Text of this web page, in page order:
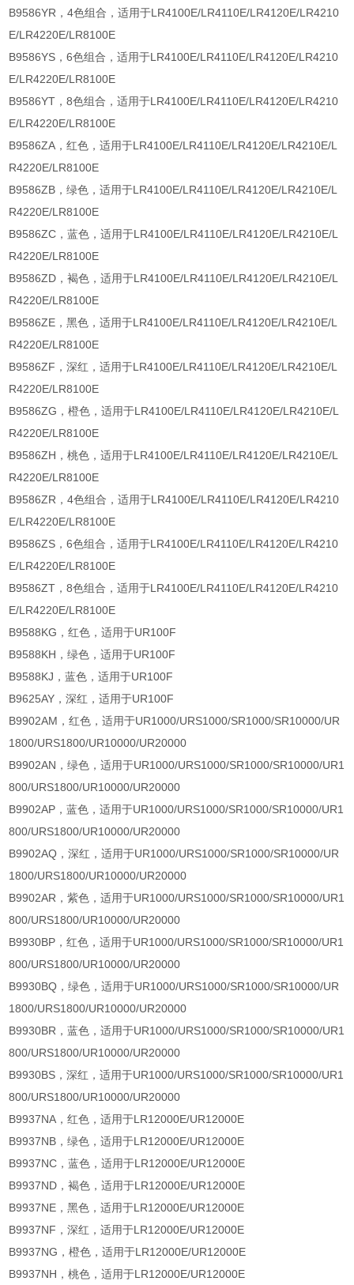
B9586YR，4色组合，适用于LR4100E/LR4110E/LR4120E/LR4210
E/LR4220E/LR8100E
B9586YS，6色组合，适用于LR4100E/LR4110E/LR4120E/LR4210
E/LR4220E/LR8100E
B9586YT，8色组合，适用于LR4100E/LR4110E/LR4120E/LR4210
E/LR4220E/LR8100E
B9586ZA，红色，适用于LR4100E/LR4110E/LR4120E/LR4210E/L
R4220E/LR8100E
B9586ZB，绿色，适用于LR4100E/LR4110E/LR4120E/LR4210E/L
R4220E/LR8100E
B9586ZC，蓝色，适用于LR4100E/LR4110E/LR4120E/LR4210E/L
R4220E/LR8100E
B9586ZD，褐色，适用于LR4100E/LR4110E/LR4120E/LR4210E/L
R4220E/LR8100E
B9586ZE，黑色，适用于LR4100E/LR4110E/LR4120E/LR4210E/L
R4220E/LR8100E
B9586ZF，深红，适用于LR4100E/LR4110E/LR4120E/LR4210E/L
R4220E/LR8100E
B9586ZG，橙色，适用于LR4100E/LR4110E/LR4120E/LR4210E/L
R4220E/LR8100E
B9586ZH，桃色，适用于LR4100E/LR4110E/LR4120E/LR4210E/L
R4220E/LR8100E
B9586ZR，4色组合，适用于LR4100E/LR4110E/LR4120E/LR4210
E/LR4220E/LR8100E
B9586ZS，6色组合，适用于LR4100E/LR4110E/LR4120E/LR4210
E/LR4220E/LR8100E
B9586ZT，8色组合，适用于LR4100E/LR4110E/LR4120E/LR4210
E/LR4220E/LR8100E
B9588KG，红色，适用于UR100F
B9588KH，绿色，适用于UR100F
B9588KJ，蓝色，适用于UR100F
B9625AY，深红，适用于UR100F
B9902AM，红色，适用于UR1000/URS1000/SR1000/SR10000/UR
1800/URS1800/UR10000/UR20000
B9902AN，绿色，适用于UR1000/URS1000/SR1000/SR10000/UR1
800/URS1800/UR10000/UR20000
B9902AP，蓝色，适用于UR1000/URS1000/SR1000/SR10000/UR1
800/URS1800/UR10000/UR20000
B9902AQ，深红，适用于UR1000/URS1000/SR1000/SR10000/UR
1800/URS1800/UR10000/UR20000
B9902AR，紫色，适用于UR1000/URS1000/SR1000/SR10000/UR1
800/URS1800/UR10000/UR20000
B9930BP，红色，适用于UR1000/URS1000/SR1000/SR10000/UR1
800/URS1800/UR10000/UR20000
B9930BQ，绿色，适用于UR1000/URS1000/SR1000/SR10000/UR
1800/URS1800/UR10000/UR20000
B9930BR，蓝色，适用于UR1000/URS1000/SR1000/SR10000/UR1
800/URS1800/UR10000/UR20000
B9930BS，深红，适用于UR1000/URS1000/SR1000/SR10000/UR1
800/URS1800/UR10000/UR20000
B9937NA，红色，适用于LR12000E/UR12000E
B9937NB，绿色，适用于LR12000E/UR12000E
B9937NC，蓝色，适用于LR12000E/UR12000E
B9937ND，褐色，适用于LR12000E/UR12000E
B9937NE，黑色，适用于LR12000E/UR12000E
B9937NF，深红，适用于LR12000E/UR12000E
B9937NG，橙色，适用于LR12000E/UR12000E
B9937NH，桃色，适用于LR12000E/UR12000E